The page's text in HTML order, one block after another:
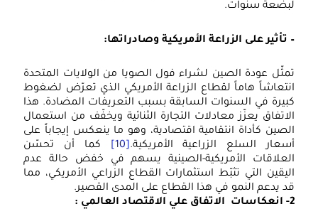
لبضعة سنوات.
– تأثير على الزراعة الأمريكية وصادراتها:
تمثّل عودة الصين لشراء فول الصويا من الولايات المتحدة
انتعاشاً هاماً لقطاع الزراعة الأمريكي الذي تعرّض لضغوط
كبيرة في السنوات السابقة بسبب التعريفات المضادة. هذا
الاتفاق يعزّز معادلات التجارة الثنائية ويخفّف من استعمال
الصين كأداة انتقامية اقتصادية، وهو ما ينعكس إيجاباً على
أسعار السلع الزراعية الأمريكية.[10]
كما أن تحسّن
العلاقات الأمريكية-الصينية يسهم في خفض حالة عدم
اليقين التي تثبّط استثمارات القطاع الزراعي الأمريكي، مما
قد يدعم النمو في هذا القطاع على المدى القصير.